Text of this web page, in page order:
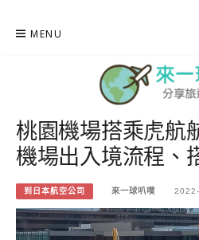
MENU
來一球叭噗
分享日本自助部落格
桃園機場搭乘虎航
機場出入境流程、
到日本航空公司 來一球叭噗